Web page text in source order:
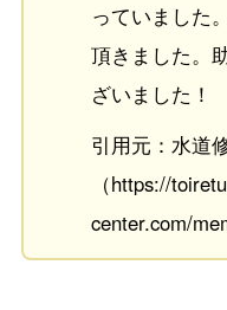
っていました
頂きました。
ざいました！
引用元：水道
（https://
center.com/